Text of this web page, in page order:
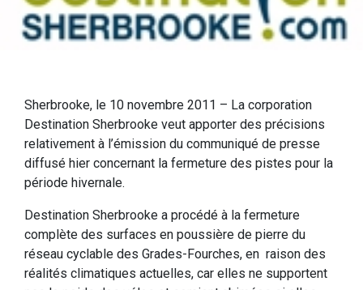
Sherbrooke, le 10 novembre 2011 – La corporation
Destination Sherbrooke veut apporter des précisions
relativement à l’émission du communiqué de presse
diffusé hier concernant la fermeture des pistes pour la
période hivernale.
Destination Sherbrooke a procédé à la fermeture
complète des surfaces en poussière de pierre du
réseau cyclable des Grades-Fourches, en raison des
réalités climatiques actuelles, car elles ne supportent